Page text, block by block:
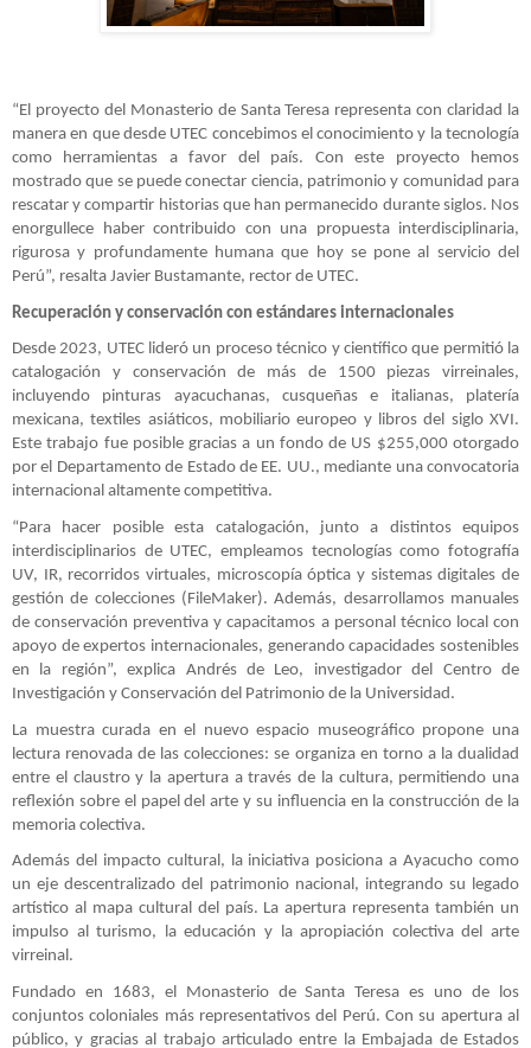
“El proyecto del Monasterio de Santa Teresa representa con claridad la
manera en que desde UTEC concebimos el conocimiento y la tecnología
como herramientas a favor del país. Con este proyecto hemos
mostrado que se puede conectar ciencia, patrimonio y comunidad para
rescatar y compartir historias que han permanecido durante siglos. Nos
enorgullece haber contribuido con una propuesta interdisciplinaria,
rigurosa y profundamente humana que hoy se pone al servicio del
Perú”, resalta Javier Bustamante, rector de UTEC.
Recuperación y conservación con estándares internacionales
Desde 2023, UTEC lideró un proceso técnico y científico que permitió la
catalogación y conservación de más de 1500 piezas virreinales,
incluyendo pinturas ayacuchanas, cusqueñas e italianas, platería
mexicana, textiles asiáticos, mobiliario europeo y libros del siglo XVI.
Este trabajo fue posible gracias a un fondo de US $255,000 otorgado
por el Departamento de Estado de EE. UU., mediante una convocatoria
internacional altamente competitiva.
“Para hacer posible esta catalogación, junto a distintos equipos
interdisciplinarios de UTEC, empleamos tecnologías como fotografía
UV, IR, recorridos virtuales, microscopía óptica y sistemas digitales de
gestión de colecciones (FileMaker). Además, desarrollamos manuales
de conservación preventiva y capacitamos a personal técnico local con
apoyo de expertos internacionales, generando capacidades sostenibles
en la región”, explica Andrés de Leo, investigador del Centro de
Investigación y Conservación del Patrimonio de la Universidad.
La muestra curada en el nuevo espacio museográfico propone una
lectura renovada de las colecciones: se organiza en torno a la dualidad
entre el claustro y la apertura a través de la cultura, permitiendo una
reflexión sobre el papel del arte y su influencia en la construcción de la
memoria colectiva.
Además del impacto cultural, la iniciativa posiciona a Ayacucho como
un eje descentralizado del patrimonio nacional, integrando su legado
artístico al mapa cultural del país. La apertura representa también un
impulso al turismo, la educación y la apropiación colectiva del arte
virreinal.
Fundado en 1683, el Monasterio de Santa Teresa es uno de los
conjuntos coloniales más representativos del Perú. Con su apertura al
público, y gracias al trabajo articulado entre la Embajada de Estados